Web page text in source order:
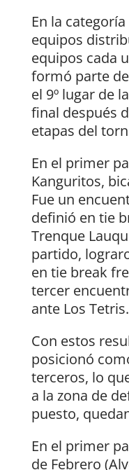
En la
equipos
equipos cada
formó parte
el 9º lugar de
final después
etapas del
En el primer
Kanguritos,
Fue un
definió en tie
Trenque
partido,
en tie break
tercer
ante Los Tetris.
Con estos
posicionó
terceros, lo
a la zona de
puesto,
En el primer
de Febrero